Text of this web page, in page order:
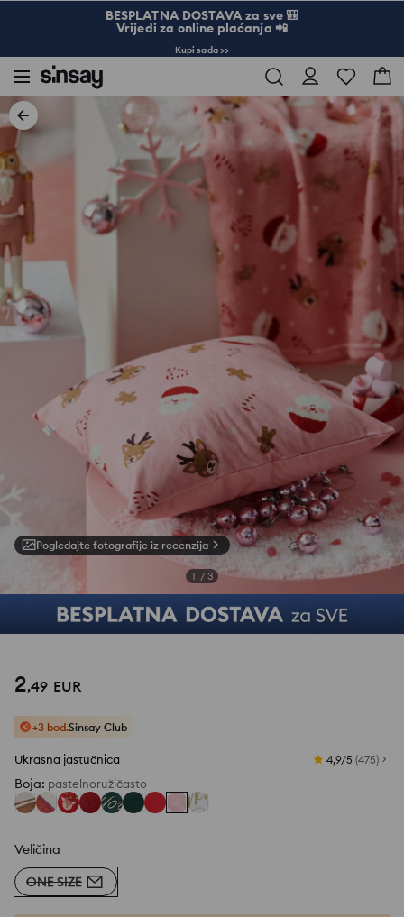
BESPLATNA DOSTAVA za sve 🎒
Vrijedi za online plaćanja 📲
Kupi sada >>
Pogledajte fotografije iz recenzija
1 / 3
2,49 EUR
+3 bod.Sinsay Club
Ukrasna jastučnica 4,9/5 (475)
Boja: pastelnoružičasto
Veličina
ONE SIZE